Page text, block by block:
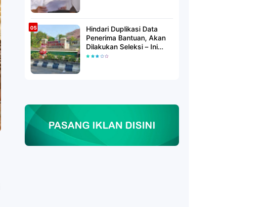
Hindari Duplikasi Data
Penerima Bantuan, Akan
Dilakukan Seleksi – Ini
Penjelasanya